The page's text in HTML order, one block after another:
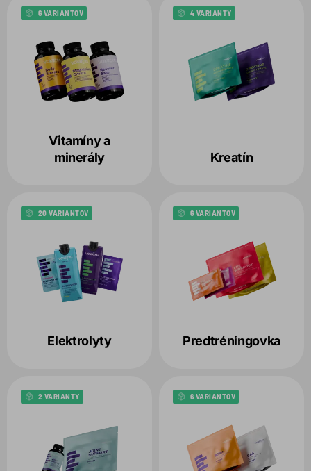
Vitamíny a
minerály
6 VARIANTOV
Kreatín
4 VARIANTY
Elektrolyty
20 VARIANTOV
Predtréningovka
6 VARIANTOV
2 VARIANTY 6 VARIANTOV